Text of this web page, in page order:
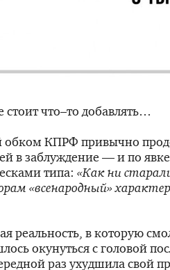
стоит что–то добавлять…
обком КПРФ привычно
в заблуждение — и по
типа: «Как ни
«всенародный»
реальность, в которую
окунуться с головой
раз ухудшила свой